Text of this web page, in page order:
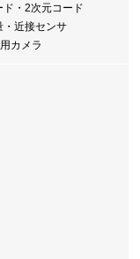
ド・2次元コード
・近接センサ
カメラ